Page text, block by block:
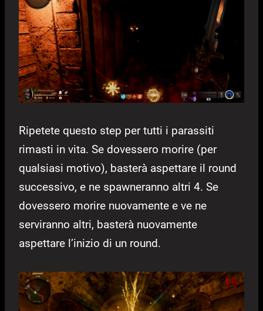
Ripetete questo step per tutti i parassiti
rimasti in vita. Se dovessero morire (per
qualsiasi motivo), basterà aspettare il round
successivo, e ne spawneranno altri 4. Se
dovessero morire nuovamente e ve ne
serviranno altri, basterà nuovamente
aspettare l’inizio di un round.